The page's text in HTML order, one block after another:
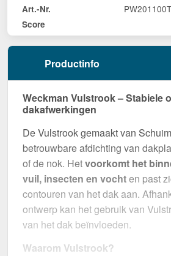
Art.-Nr. PW201100T
Score
Productinfo
Weckman Vulstrook – Stabiele
dakafwerkingen
De Vulstrook gemaakt van
betrouwbare afdichting van
of de nok. Hetvoorkomt het
vuil, insecten en vochten past
contouren van het dak aan.
ontwerp kan het gebruik van
van het dak beïnvloeden.
Waarom Vulstrook?